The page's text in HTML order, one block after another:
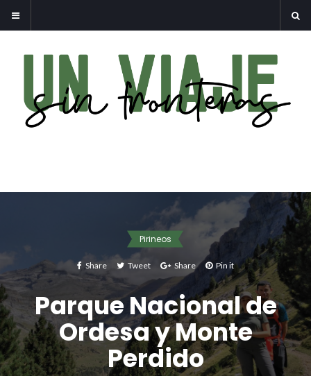
Pirineos
Share Tweet Share Pin it
Parque Nacional de
Ordesa y Monte
Perdido